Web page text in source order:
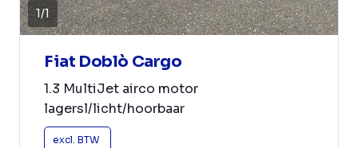
1/1
Fiat Doblò Cargo
1.3 MultiJet airco motor
lagersl/licht/hoorbaar
excl. BTW